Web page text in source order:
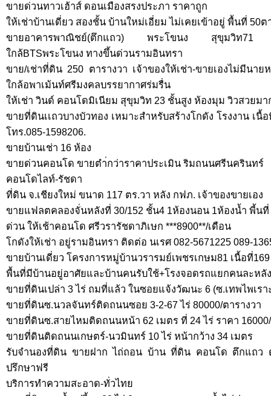
ขายด่วนทาวเฮ้าส์ ดอนเมืองสรงประภา ราคาถูก
ให้เช่าบ้านเดี่ยว สองชั้น บ้านใหม่เอี่ยม ไม่เคยเข้าอยู่ พื้นที่ 50ต
ขายอาคารพาณิชย์(ตึกแถว) พระโขนง สุขุมวิท71 ซ
ใกล้BTSพระโขนง ทางขึ้นด่วนรามอินทรา
ขาย/เช่าที่ดิน 250 ตารางวา เจ้าของให้เช่า-ขายเองไม่มีนา
ใกล้อพาเม้นท์ศรีมงคลบรรยากาศร่มรื่น
ให้เช่า วินด์ คอนโดมิเนียม สุขุมวิท 23 ชั้นสูง ห้องมุม วิวสวยมา
ขายที่ดินเเถวบางบัวทอง เหมาะสำหรับสร้างโกดัง โรงงาน เ
โทร.085-1598206.
ขายบ้านเช่า 16 ห้อง
ขายด่วนคอนโด ขายตำ่กว่าราคาประเมิน ริมถนนศรีนครินทร์
คอนโดไลท์-รัชดา
ที่ดิน จ.เชียงใหม่ ขนาด 117 ตร.วา หลัง กฟภ. เจ้าของขายเอง
ขายแฟลตคลองจั่นหลังที่ 30/152 ชั้น4 1ห้องนอน 1ห้องน้ำ พี้น
ด่วน ให้เช้าคอนโด ศรีวรารัชดาภิเษก ***8900**/เดือน
โกดังให้เช่า อยู่รามอินทรา ติดต่อ นเรศ 082-5671225 089-
ขายบ้านเดี่ยว โครงการหมู่บ้านวรารมย์เพชรเกษม81 เนื้อที่
พื้นที่มีบ้านอยู่อาศัยและบ้านคนรับใช้+โรงจอดรถแยกคนละหลั
ขายที่ดินเปล่า 3 ไร่ ถมที่แล้ว ในซอยแจ้งวัฒนะ 6 (ซ.เทพไพเรา
ขายที่ดินซ.นวลจันทร์ติดถนนซอย 3-2-67 ไร่ 80000/ตารางวา
ขายที่ดินซ.สายไหมติดถนนหน้า 62 เมตร ที่ 24 ไร่ ราคา
ขายที่ดินติดถนนเกษตร์-นวมินทร์ 10 ไร่ หน้ากว้าง 34 เมตร
รับจำนองที่ดิน ขายฝาก ไถ่ถอน บ้าน ที่ดิน คอนโด ตึกแถว ด
ปรึกษาฟรี
บริการทำความสะอาด-ทั่วไทย